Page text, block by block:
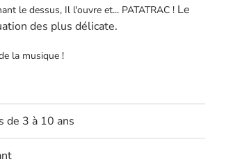
le dessus, Il l'ouvre et... PATATRAC ! Le
des plus délicate.
la musique !
de 3 à 10 ans